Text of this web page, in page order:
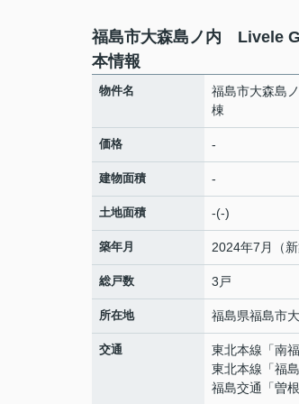
福島市大森島ノ内 Livele
本情報
物件名
福島市大森島
棟
価格 -
建物面積 -
土地面積 -(-)
築年月 2024年7月（新
総戸数 3戸
所在地 福島県福島市
交通 東北本線 「南
東北本線 「福島
福島交通
「曽